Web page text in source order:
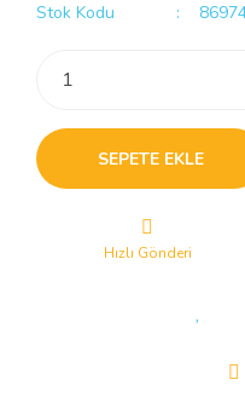
Stok Kodu
SEPETE EKLE
Hızlı Gönderi